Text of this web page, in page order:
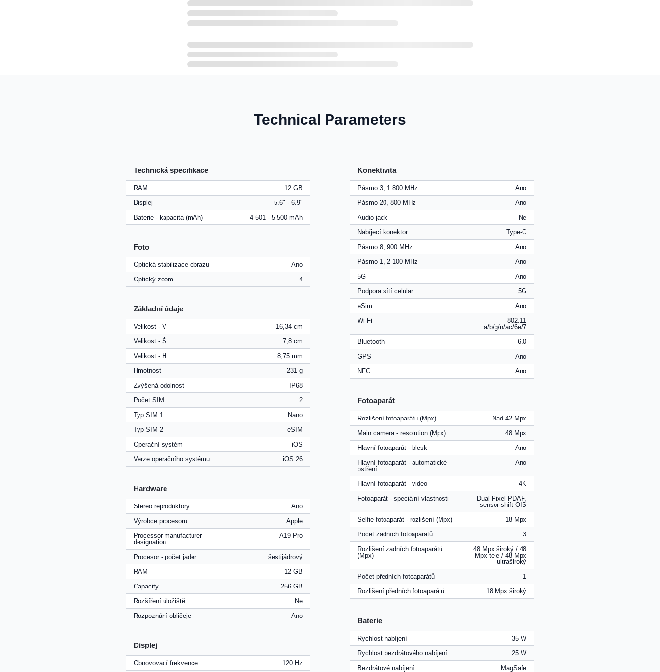
Technical Parameters
Technická specifikace
RAM
12 GB
Displej
5.6" - 6.9"
Baterie - kapacita (mAh)
4 501 - 5 500 mAh
Foto
Optická stabilizace obrazu
Ano
Optický zoom
4
Základní údaje
Velikost - V
16,34 cm
Velikost - Š
7,8 cm
Velikost - H
8,75 mm
Hmotnost
231 g
Zvýšená odolnost
IP68
Počet SIM
2
Typ SIM 1
Nano
Typ SIM 2
eSIM
Operační systém
iOS
Verze operačního systému
iOS 26
Hardware
Stereo reproduktory
Ano
Výrobce procesoru
Apple
Processor manufacturer
designation
A19 Pro
Procesor - počet jader
šestijádrový
RAM
12 GB
Capacity
256 GB
Rozšíření úložiště
Ne
Rozpoznání obličeje
Ano
Displej
Obnovovací frekvence 120 Hz
Konektivita
Pásmo 3, 1 800 MHz
Ano
Pásmo 20, 800 MHz
Ano
Audio jack
Ne
Nabíjecí konektor
Type-C
Pásmo 8, 900 MHz
Ano
Pásmo 1, 2 100 MHz
Ano
5G
Ano
Podpora sítí celular
5G
eSim
Ano
Wi-Fi
802.11
a/b/g/n/ac/6e/7
Bluetooth
6.0
GPS
Ano
NFC
Ano
Fotoaparát
Rozlišení fotoaparátu (Mpx)
Nad 42 Mpx
Main camera - resolution (Mpx)
48 Mpx
Hlavní fotoaparát - blesk
Ano
Hlavní fotoaparát - automatické
ostření
Ano
Hlavní fotoaparát - video
4K
Fotoaparát - speciální vlastnosti
Dual Pixel PDAF,
sensor-shift OIS
Selfie fotoaparát - rozlišení (Mpx)
18 Mpx
Počet zadních fotoaparátů
3
Rozlišení zadních fotoaparátů
(Mpx)
48 Mpx široký / 48
Mpx tele / 48 Mpx
ultraširoký
Počet předních fotoaparátů
1
Rozlišení předních fotoaparátů
18 Mpx široký
Baterie
Rychlost nabíjení
35 W
Rychlost bezdrátového nabíjení
25 W
Bezdrátové nabíjení
MagSafe